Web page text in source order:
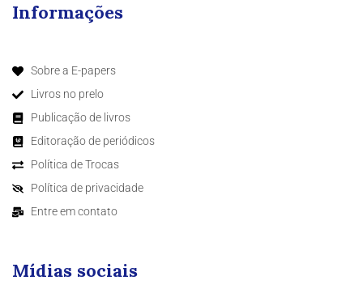
Informações
Sobre a E-papers
Livros no prelo
Publicação de livros
Editoração de periódicos
Política de Trocas
Política de privacidade
Entre em contato
Mídias sociais